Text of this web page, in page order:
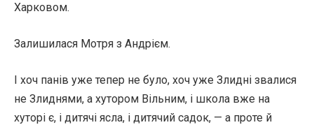
Харковом.
Залишилася Мотря з Андрієм.
І хоч панів уже тепер не було, хоч уже Злидні звалися
не Злиднями, а хутором Вільним, і школа вже на
хуторі є, і дитячі ясла, і дитячий садок, — а проте й